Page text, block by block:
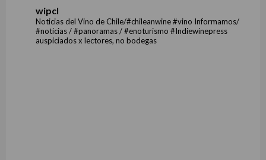
wipcl
Noticias del Vino de Chile/#chileanwine #vino Informamos/
#noticias / #panoramas / #enoturismo #Indiewinepress
auspiciados x lectores, no bodegas